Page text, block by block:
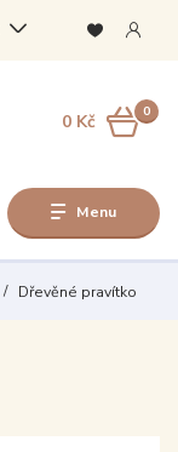
Menu
0
0 Kč
Dřevěné pravítko